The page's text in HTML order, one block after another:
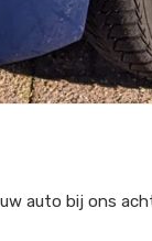
auto bij ons